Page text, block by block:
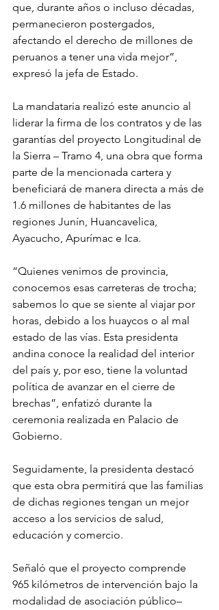
que, durante años o incluso décadas,
permanecieron postergados,
afectando el derecho de millones de
peruanos a tener una vida mejor”,
expresó la jefa de Estado.
La mandataria realizó este anuncio al
liderar la firma de los contratos y de las
garantías del proyecto Longitudinal de
la Sierra – Tramo 4, una obra que forma
parte de la mencionada cartera y
beneficiará de manera directa a más de
1.6 millones de habitantes de las
regiones Junín, Huancavelica,
Ayacucho, Apurímac e Ica.
“Quienes venimos de provincia,
conocemos esas carreteras de trocha;
sabemos lo que se siente al viajar por
horas, debido a los huaycos o al mal
estado de las vías. Esta presidenta
andina conoce la realidad del interior
del país y, por eso, tiene la voluntad
política de avanzar en el cierre de
brechas”, enfatizó durante la
ceremonia realizada en Palacio de
Gobierno.
Seguidamente, la presidenta destacó
que esta obra permitirá que las familias
de dichas regiones tengan un mejor
acceso a los servicios de salud,
educación y comercio.
Señaló que el proyecto comprende
965 kilómetros de intervención bajo la
modalidad de asociación público–